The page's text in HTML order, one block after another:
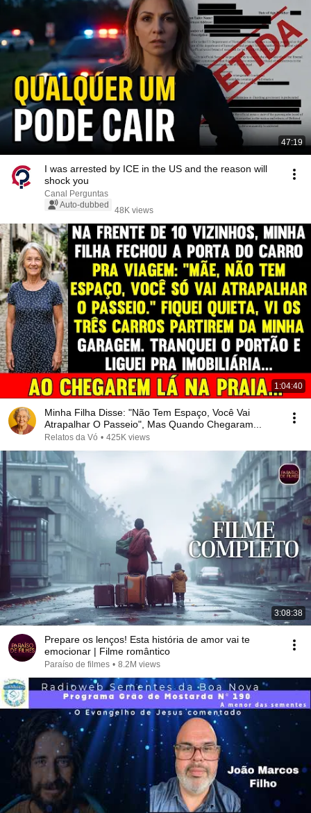
47:19
I was arrested by ICE in the US and the reason will
shock you
Canal Perguntas
Auto-dubbed
48K views
1:04:40
Minha Filha Disse: "Não Tem Espaço, Você Vai
Atrapalhar O Passeio", Mas Quando Chegaram...
Relatos da Vó • 425K views
3:08:38
Prepare os lenços! Esta história de amor vai te
emocionar | Filme romântico
Paraíso de filmes • 8.2M views